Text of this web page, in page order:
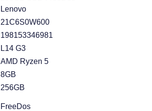
Lenovo
21C6S0W600
198153346981
L14 G3
AMD Ryzen 5
8GB
256GB
FreeDos